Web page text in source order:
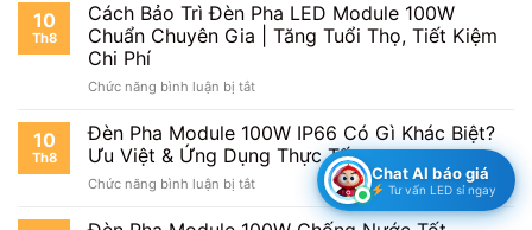
Đèn
Pha
Module
100W:
Tư
Bền
Vững
Cho
10
Th8
Cách Bảo Trì Đèn Pha LED Module 100W
Chuẩn Chuyên Gia | Tăng Tuổi Thọ, Tiết Kiệm
Chi Phí
Chức năng bình luận bị tắtở
Bảo
Đèn
Pha
Module
10
Th8
Đèn Pha Module 100W IP66 Có Gì Khác Biệt?
Ưu Việt & Ứng Dụng Thực Tế
Chức năng bình luận bị tắtở
Pha
Chat AI báo giá
Tư vấn LED sỉ ngay